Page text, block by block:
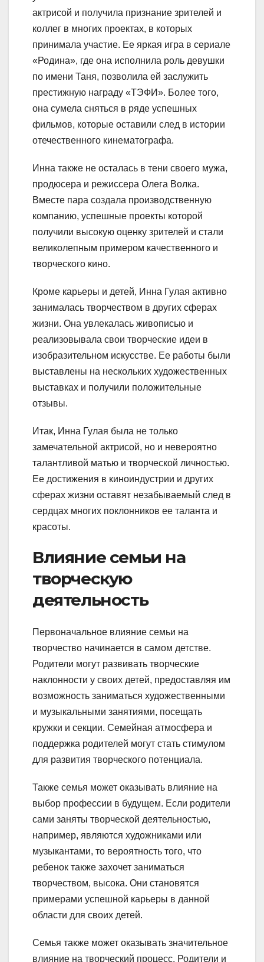
актрисой и получила признание зрителей и
коллег в многих проектах, в которых
принимала участие. Ее яркая игра в сериале
«Родина», где она исполнила роль девушки
по имени Таня, позволила ей заслужить
престижную награду «ТЭФИ». Более того,
она сумела сняться в ряде успешных
фильмов, которые оставили след в истории
отечественного кинематографа.
Инна также не осталась в тени своего мужа,
продюсера и режиссера Олега Волка.
Вместе пара создала производственную
компанию, успешные проекты которой
получили высокую оценку зрителей и стали
великолепным примером качественного и
творческого кино.
Кроме карьеры и детей, Инна Гулая активно
занималась творчеством в других сферах
жизни. Она увлекалась живописью и
реализовывала свои творческие идеи в
изобразительном искусстве. Ее работы были
выставлены на нескольких художественных
выставках и получили положительные
отзывы.
Итак, Инна Гулая была не только
замечательной актрисой, но и невероятно
талантливой матью и творческой личностью.
Ее достижения в киноиндустрии и других
сферах жизни оставят незабываемый след в
сердцах многих поклонников ее таланта и
красоты.
Влияние семьи на
творческую
деятельность
Первоначальное влияние семьи на
творчество начинается в самом детстве.
Родители могут развивать творческие
наклонности у своих детей, предоставляя им
возможность заниматься художественными
и музыкальными занятиями, посещать
кружки и секции. Семейная атмосфера и
поддержка родителей могут стать стимулом
для развития творческого потенциала.
Также семья может оказывать влияние на
выбор профессии в будущем. Если родители
сами заняты творческой деятельностью,
например, являются художниками или
музыкантами, то вероятность того, что
ребенок также захочет заниматься
творчеством, высока. Они становятся
примерами успешной карьеры в данной
области для своих детей.
Семья также может оказывать значительное
влияние на творческий процесс. Родители и